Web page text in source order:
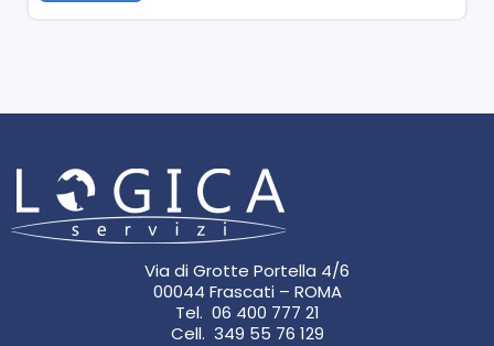
Via di Grotte Portella 4/6
00044 Frascati – ROMA
Tel. 06 400 777 21
Cell. 349 55 76 129